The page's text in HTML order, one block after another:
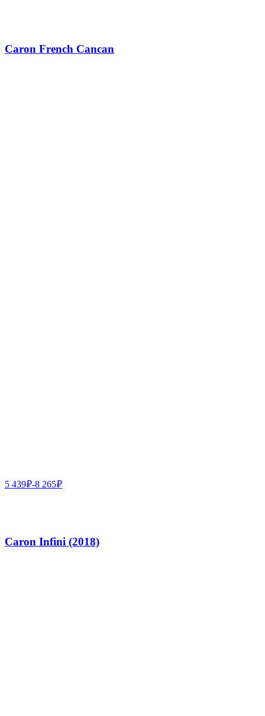
Caron French Cancan
5 439₽-8 265₽
Caron Infini (2018)